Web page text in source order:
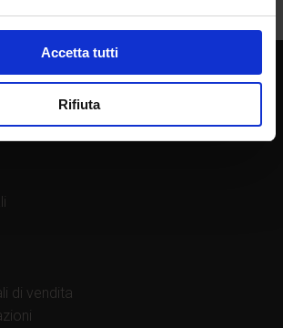
Accetta tutti
Rifiuta
di vendita